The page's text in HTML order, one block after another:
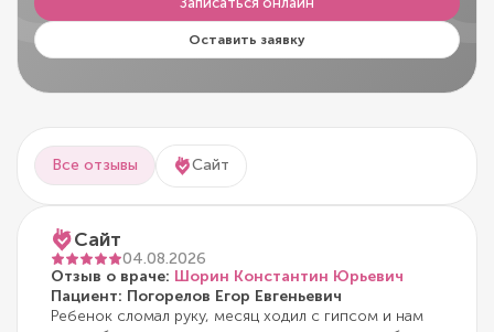
Оставить заявку
Все отзывы Сайт
Сайт
04.08.2026
Отзыв о враче: Шорин Константин Юрьевич
Пациент: Погорелов Егор Евгеньевич
Ребенок сломал руку, месяц ходил с гипсом и нам